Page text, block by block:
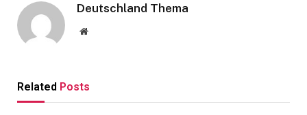
Deutschland Thema
Website
Related Posts